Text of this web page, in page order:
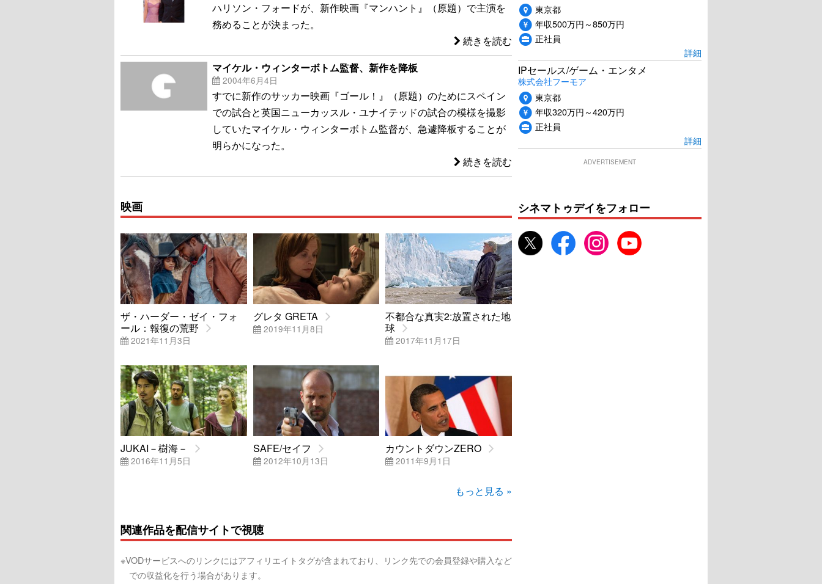
ハリソン・フォードが、新作映画『マンハント』（原題）で主演を
務めることが決まった。
続きを読む
マイケル・ウィンターボトム監督、新作を降板
2004年6月4日
すでに新作のサッカー映画『ゴール！』（原題）のためにスペイン
での試合と英国ニューカッスル・ユナイテッドの試合の模様を撮影
していたマイケル・ウィンターボトム監督が、急遽降板することが
明らかになった。
続きを読む
映画
ザ・ハーダー・ゼイ・フォ
ール：報復の荒野
2021年11月3日
グレタ GRETA
2019年11月8日
不都合な真実2:放置された地
球
2017年11月17日
JUKAI－樹海－
2016年11月5日
SAFE/セイフ
2012年10月13日
カウントダウンZERO
2011年9月1日
もっと見る »
関連作品を配信サイトで視聴
※VODサービスへのリンクにはアフィリエイトタグが含まれており、リンク先での会員登録や購入など
での収益化を行う場合があります。
東京都
年収500万円～850万円
正社員
詳細
IPセールス/ゲーム・エンタメ
株式会社フーモア
東京都
年収320万円～420万円
正社員
詳細
ADVERTISEMENT
シネマトゥデイをフォロー